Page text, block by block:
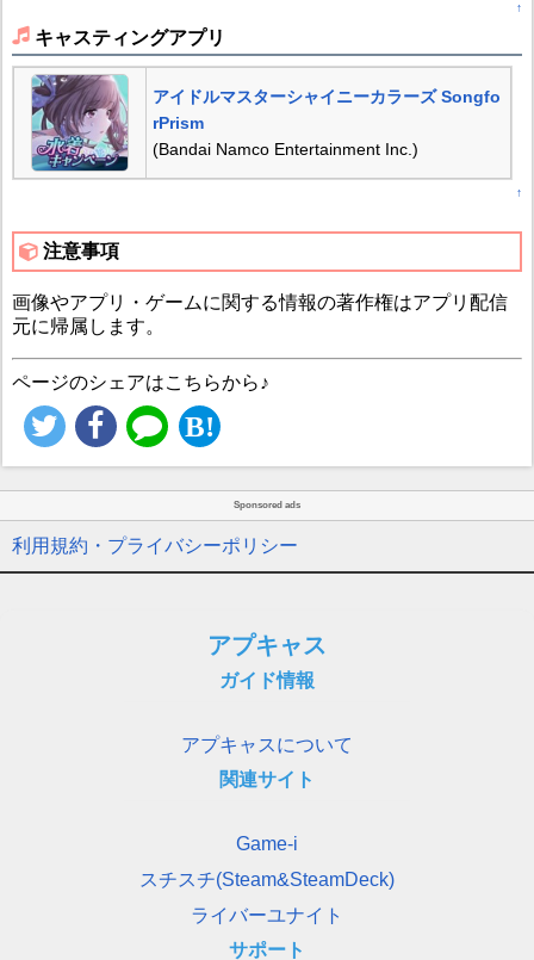
↑
キャスティングアプリ
アイドルマスターシャイニーカラーズ Songfo
rPrism
(Bandai Namco Entertainment Inc.)
↑
注意事項
画像やアプリ・ゲームに関する情報の著作権はアプリ配信
元に帰属します。
ページのシェアはこちらから♪
Sponsored ads
利用規約・プライバシーポリシー
アプキャス
ガイド情報
アプキャスについて
関連サイト
Game-i
スチスチ(Steam&SteamDeck)
ライバーユナイト
サポート